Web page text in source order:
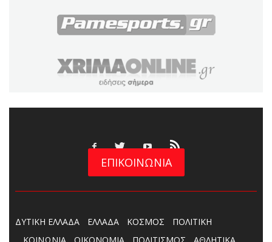
ΕΠΙΚΟΙΝΩΝΙΑ
ΔΥΤΙΚΗ ΕΛΛΑΔΑ ΕΛΛΑΔΑ ΚΟΣΜΟΣ
ΠΟΛΙΤΙΚΗ